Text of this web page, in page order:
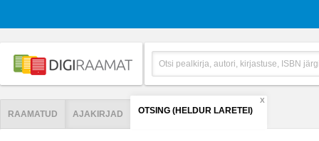
RAAMATUD AJAKIRJAD OTSING (HELDUR LARETEI)
X